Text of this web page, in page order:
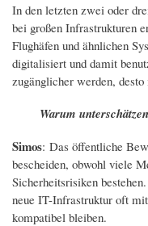
In den letzten zwei oder
bei großen Infrastrukturen
Flughäfen und ähnlichen
digitalisiert und damit
zugänglicher werden,
Warum
Simos: Das öffentliche
bescheiden, obwohl viele
Sicherheitsrisiken
neue IT-Infrastruktur oft
kompatibel bleiben.